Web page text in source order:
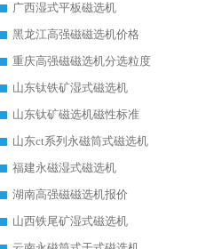
广西湿式平板磁选机
黑龙江高强磁磁选机价格
重庆高强磁磁选机分选粒度
山东钛铁矿湿式磁选机
山东钛矿磁选机磁性标准
山东ct系列永磁筒式磁选机
福建永磁湿式磁选机
湖南高强磁磁选机报价
山西铁尾矿湿式磁选机